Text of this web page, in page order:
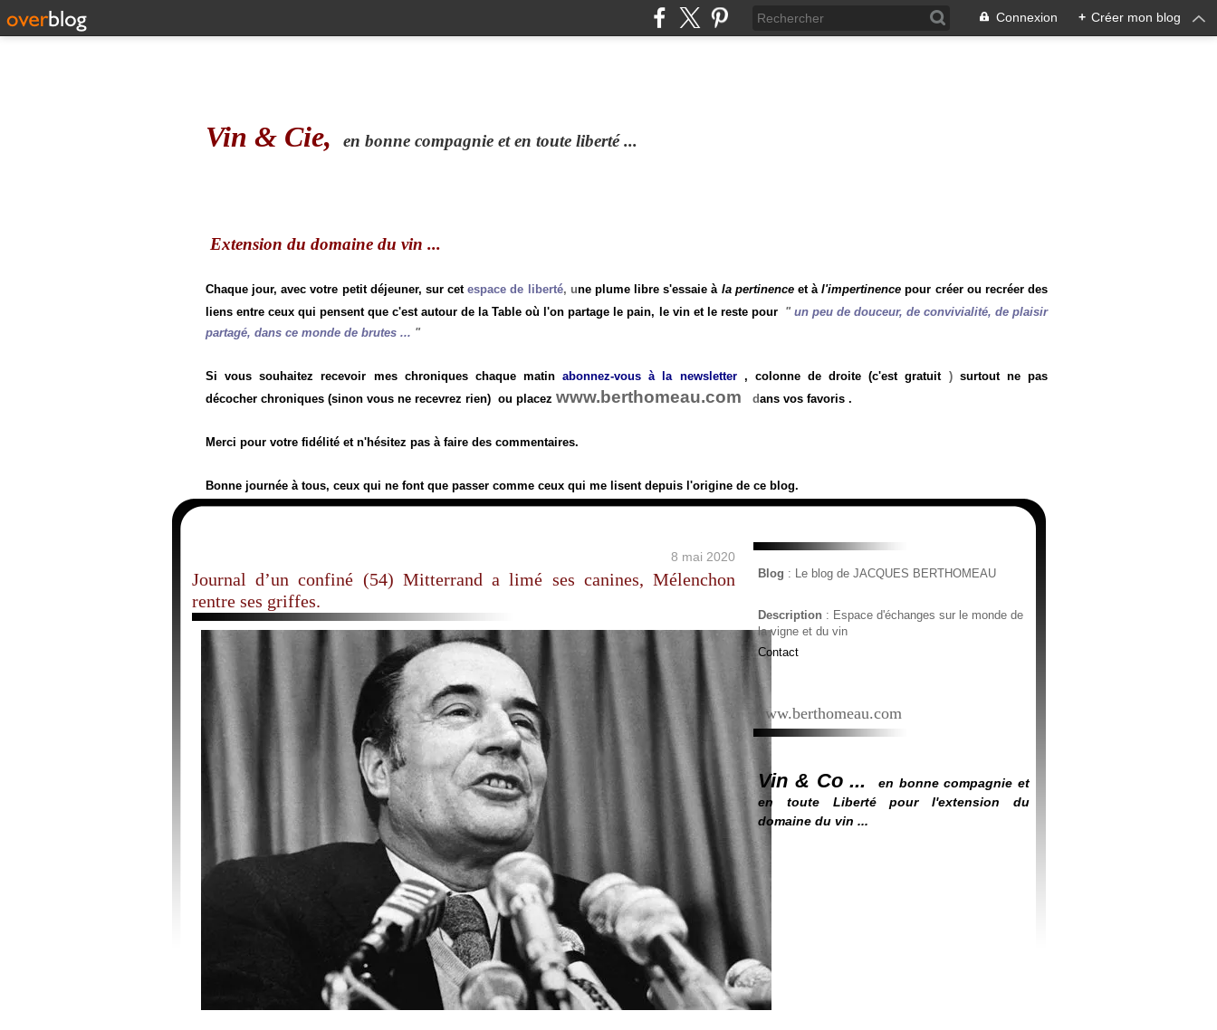
Connexion + Créer mon blog
Vin & Cie, en bonne compagnie et en toute liberté ...
Extension du domaine du vin ...
Chaque jour, avec votre petit déjeuner, sur cetespace de liberté, une plume libre s'essaie à la pertinenceet àl'impertinence pour créer ou recréer des
liens entre ceux qui pensent que c'est autour de la Table où l'on partage le pain, le vin et le reste pour "un peu de douceur, de convivialité, de plaisir
partagé, dans ce monde de brutes ... "
Si vous souhaitez recevoir mes chroniques chaque matinabonnez-vous à la newsletter, colonne de droite (c'est gratuit) surtout ne pas
décocher chroniques (sinon vous ne recevrez rien) ou placez www.berthomeau.com dans vos favoris .
Merci pour votre fidélité et n'hésitez pas à faire des commentaires.
Bonne journée à tous, ceux qui ne font que passer comme ceux qui me lisent depuis l'origine de ce blog.
8 mai 2020
Journal d’un confiné (54) Mitterrand a limé ses canines, Mélenchon
rentre ses griffes.
Blog : Le blog de JACQUES BERTHOMEAU
Description : Espace d'échanges sur le monde de
la vigne et du vin
Contact
www.berthomeau.com
Vin & Co ...
en bonne compagnie et
en toute Liberté pour l'extension du
domaine du vin ...